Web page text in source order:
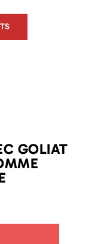
GOLIAT